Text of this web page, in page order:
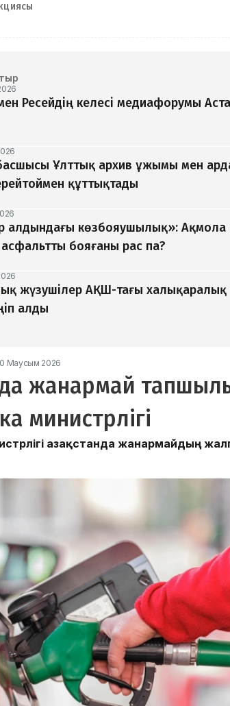
Ресейдің келесі медиафорумы
Ұлттық архив ұжымы мен
құттықтады
алдындағы көзбояушылық»:
бояғаны рас па?
жүзушілер АҚШ-тағы халықаралық
алды
Маусым 2026
жанармай
министрлігі
Қазақстанда жанармайдың